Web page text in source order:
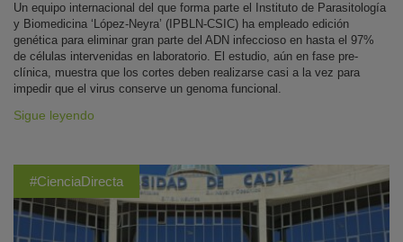
Un equipo internacional del que forma parte el Instituto de Parasitología
y Biomedicina ‘López-Neyra’ (IPBLN-CSIC) ha empleado edición
genética para eliminar gran parte del ADN infeccioso en hasta el 97%
de células intervenidas en laboratorio. El estudio, aún en fase pre-
clínica, muestra que los cortes deben realizarse casi a la vez para
impedir que el virus conserve un genoma funcional.
Sigue leyendo
#CienciaDirecta